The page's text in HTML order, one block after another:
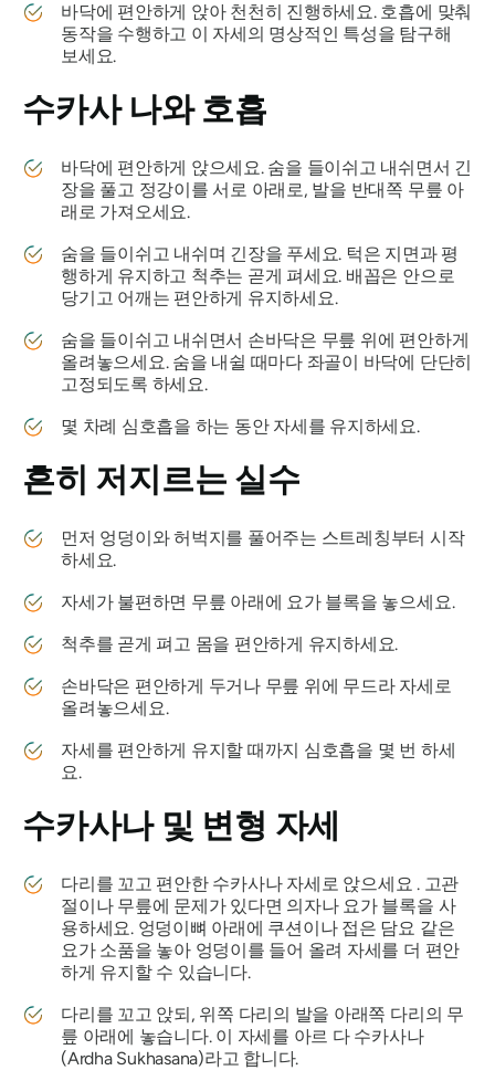
바닥에 편안하게 앉아 천천히 진행하세요. 호흡에 맞춰
동작을 수행하고 이 자세의 명상적인 특성을 탐구해
보세요.
수카사나와 호흡
바닥에 편안하게 앉으세요. 숨을 들이쉬고 내쉬면서 긴
장을 풀고 정강이를 서로 아래로, 발을 반대쪽 무릎 아
래로 가져오세요.
숨을 들이쉬고 내쉬며 긴장을 푸세요. 턱은 지면과 평
행하게 유지하고 척추는 곧게 펴세요. 배꼽은 안으로
당기고 어깨는 편안하게 유지하세요.
숨을 들이쉬고 내쉬면서 손바닥은 무릎 위에 편안하게
올려놓으세요. 숨을 내쉴 때마다 좌골이 바닥에 단단히
고정되도록 하세요.
몇 차례 심호흡을 하는 동안 자세를 유지하세요.
흔히 저지르는 실수
먼저 엉덩이와 허벅지를 풀어주는 스트레칭부터 시작
하세요.
자세가 불편하면 무릎 아래에 요가 블록을 놓으세요.
척추를 곧게 펴고 몸을 편안하게 유지하세요.
손바닥은 편안하게 두거나 무릎 위에 무드라 자세로
올려놓으세요.
자세를 편안하게 유지할 때까지 심호흡을 몇 번 하세
요.
수카사나 및 변형 자세
다리를 꼬고 편안한 수카사나자세로 앉으세요 . 고관
절이나 무릎에 문제가 있다면 의자나 요가 블록을 사
용하세요. 엉덩이뼈 아래에 쿠션이나 접은 담요 같은
요가 소품을 놓아 엉덩이를 들어 올려 자세를 더 편안
하게 유지할 수 있습니다.
다리를 꼬고 앉되, 위쪽 다리의 발을 아래쪽 다리의 무
릎 아래에 놓습니다. 이 자세를 아르 다 수카사나
(Ardha Sukhasana)라고 합니다.